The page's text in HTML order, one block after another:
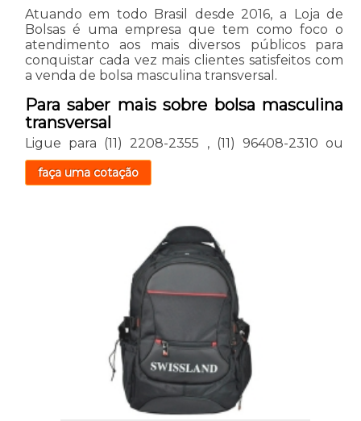
Atuando em todo Brasil desde 2016, a Loja de
Bolsas é uma empresa que tem como foco o
atendimento aos mais diversos públicos para
conquistar cada vez mais clientes satisfeitos com
a venda de bolsa masculina transversal.
Para saber mais sobre bolsa masculina
transversal
Ligue para (11) 2208-2355 , (11) 96408-2310 ou
faça uma cotação